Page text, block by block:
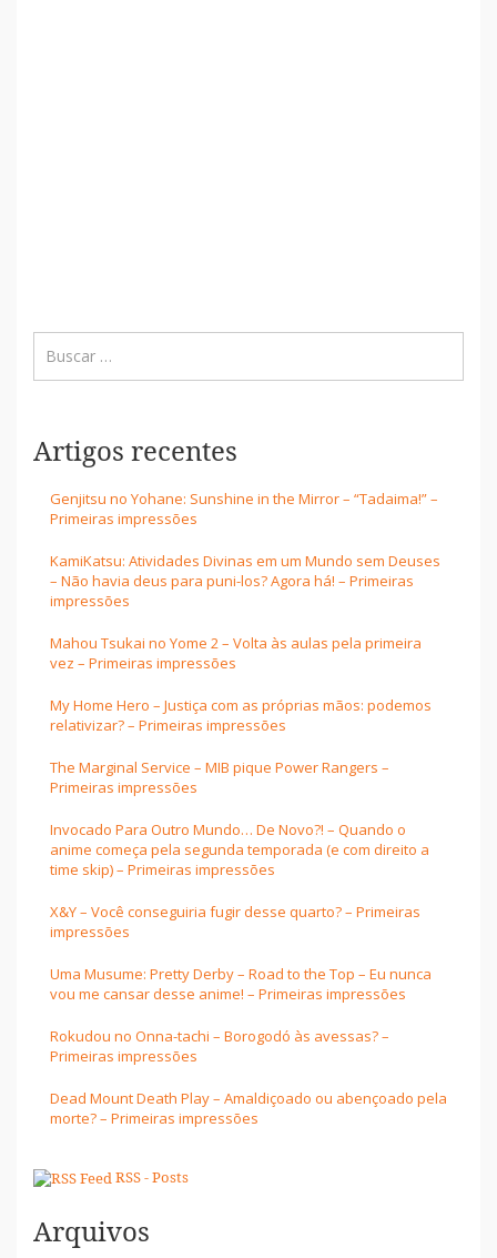
Artigos recentes
Genjitsu no Yohane: Sunshine in the Mirror – “Tadaima!” –
Primeiras impressões
KamiKatsu: Atividades Divinas em um Mundo sem Deuses
– Não havia deus para puni-los? Agora há! – Primeiras
impressões
Mahou Tsukai no Yome 2 – Volta às aulas pela primeira
vez – Primeiras impressões
My Home Hero – Justiça com as próprias mãos: podemos
relativizar? – Primeiras impressões
The Marginal Service – MIB pique Power Rangers –
Primeiras impressões
Invocado Para Outro Mundo… De Novo?! – Quando o
anime começa pela segunda temporada (e com direito a
time skip) – Primeiras impressões
X&Y – Você conseguiria fugir desse quarto? – Primeiras
impressões
Uma Musume: Pretty Derby – Road to the Top – Eu nunca
vou me cansar desse anime! – Primeiras impressões
Rokudou no Onna-tachi – Borogodó às avessas? –
Primeiras impressões
Dead Mount Death Play – Amaldiçoado ou abençoado pela
morte? – Primeiras impressões
RSS - Posts
Arquivos